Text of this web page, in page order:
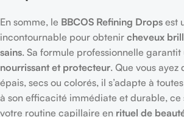
En somme, le BBCOS Refining Drops est
incontournable pour obtenir cheveux
sains. Sa formule professionnelle garantit
nourrissant et protecteur. Que vous ayez
épais, secs ou colorés, il s’adapte à
à son efficacité immédiate et durable, ce
votre routine capillaire en rituel de